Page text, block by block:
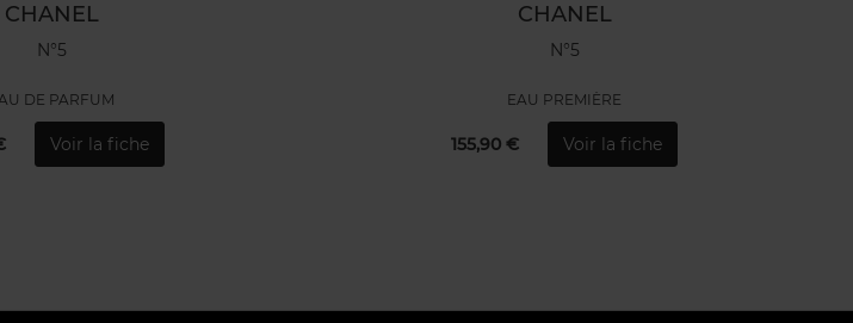
CHANEL
N°5
DE PARFUM
Voir la fiche
CHANEL
N°5
EAU PREMIÈRE
155,90 € Voir la fiche